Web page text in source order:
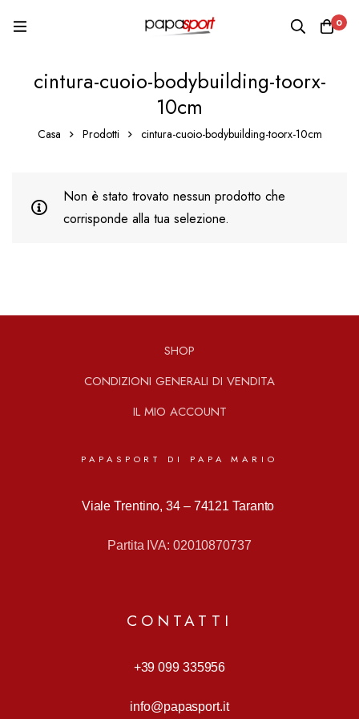
0
cintura-cuoio-bodybuilding-toorx-
10cm
Casa Prodotti cintura-cuoio-bodybuilding-toorx-10cm
Non è stato trovato nessun prodotto che
corrisponde alla tua selezione.
SHOP
CONDIZIONI GENERALI DI VENDITA
IL MIO ACCOUNT
PAPASPORT DI PAPA MARIO
Viale Trentino, 34 – 74121 Taranto
Partita IVA: 02010870737
CONTATTI
+39 099 335956
info@papasport.it